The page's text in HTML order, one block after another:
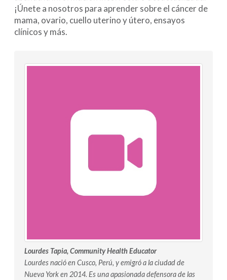
¡Únete a nosotros para aprender sobre el cáncer de
mama, ovario, cuello uterino y útero, ensayos
clínicos y más.
Lourdes Tapia, Community Health Educator
Lourdes nació en Cusco, Perú, y emigró a la ciudad de
Nueva York en 2014. Es una apasionada defensora de las